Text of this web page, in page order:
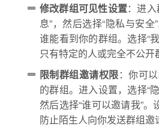
修改群组可见性设置：进
息”，然后选择“隐私与安
谁能看到你的群组。选择“我
只有特定的人或完全不公开
限制群组邀请权限：你可
的群组。进入设置，选择“隐
然后选择“谁可以邀请我”。
防止陌生人向你发送群组邀